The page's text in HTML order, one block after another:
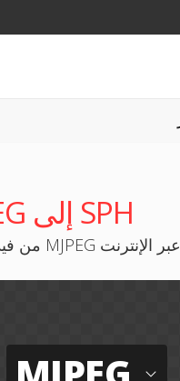
محول MJPEG إلى SPH
استخرج صوت SPH من فيديوهات MJPEG عبر الإنترنت